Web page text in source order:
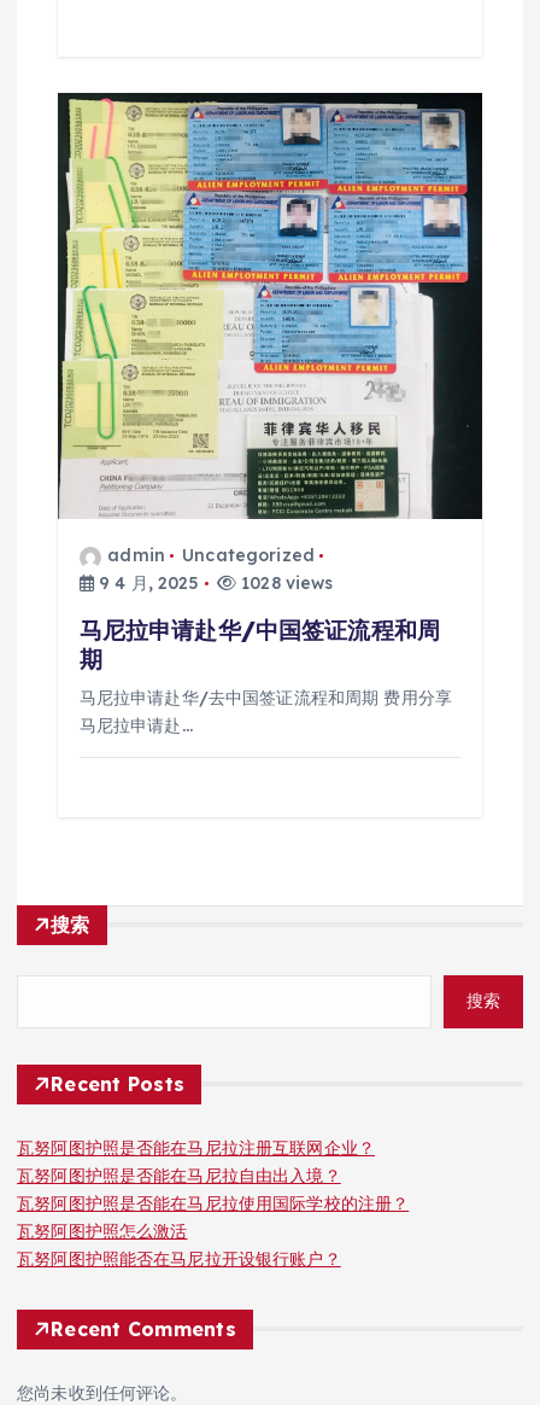
admin
Uncategorized
9 4 月, 2025
1028 views
马尼拉申请赴华/中国签证流程和周
期
马尼拉申请赴华/去中国签证流程和周期 费用分享
马尼拉申请赴…
搜索
搜索
Recent Posts
瓦努阿图护照是否能在马尼拉注册互联网企业？
瓦努阿图护照是否能在马尼拉自由出入境？
瓦努阿图护照是否能在马尼拉使用国际学校的注册？
瓦努阿图护照怎么激活
瓦努阿图护照能否在马尼拉开设银行账户？
Recent Comments
您尚未收到任何评论。